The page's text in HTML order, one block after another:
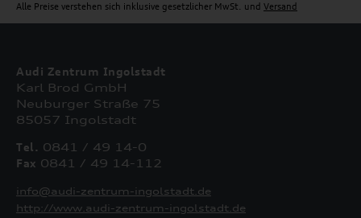
Alle Preise verstehen sich inklusive gesetzlicher MwSt. und Versand
Audi Zentrum Ingolstadt
Karl Brod GmbH
Neuburger Straße 75
85057 Ingolstadt
Tel. 0841 / 49 14-0
Fax 0841 / 49 14-112
info@audi-zentrum-ingolstadt.de
http://www.audi-zentrum-ingolstadt.de